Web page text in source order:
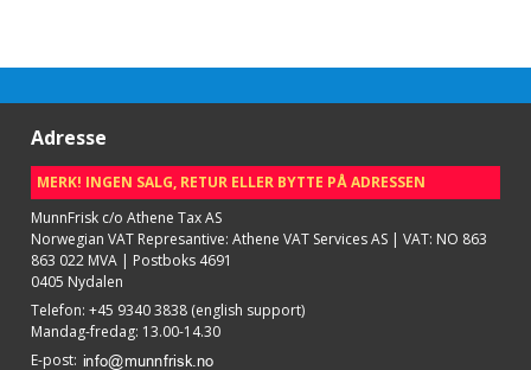
Adresse
MERK! INGEN SALG, RETUR ELLER BYTTE PÅ ADRESSEN
MunnFrisk c/o Athene Tax AS
Norwegian VAT Represantive: Athene VAT Services AS | VAT: NO 863
863 022 MVA | Postboks 4691
0405 Nydalen
Telefon: +45 9340 3838 (english support)
Mandag-fredag: 13.00-14.30
E-post: